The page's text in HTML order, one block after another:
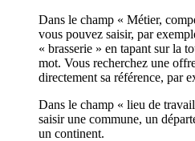
Dans le champ « Métier,
vous pouvez saisir, par
« brasserie » en tapant sur la
mot. Vous recherchez une
directement sa référence, par
Dans le champ « lieu de
saisir une commune, un
un continent.